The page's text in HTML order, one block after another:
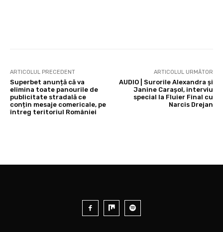
ARTICOLUL PRECEDENT
Superbet anunță că va
elimina toate panourile de
publicitate stradală ce
conțin mesaje comericale, pe
întreg teritoriul României
ARTICOLUL URMĂTOR
AUDIO | Surorile Alexandra și
Janine Carașol, interviu
special la Fluier Final cu
Narcis Drejan